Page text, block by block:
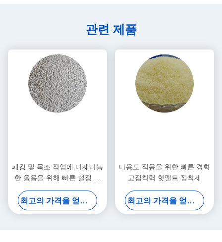
관련 제품
패킹 및 목조 작업에 다재다능
한 응용을 위해 빠른 설정 강
최고의 가격을 얻으십시오
다용도 적용을 위한 빠른 경화
고접착력 핫멜트 접착제
최고의 가격을 얻으십시오